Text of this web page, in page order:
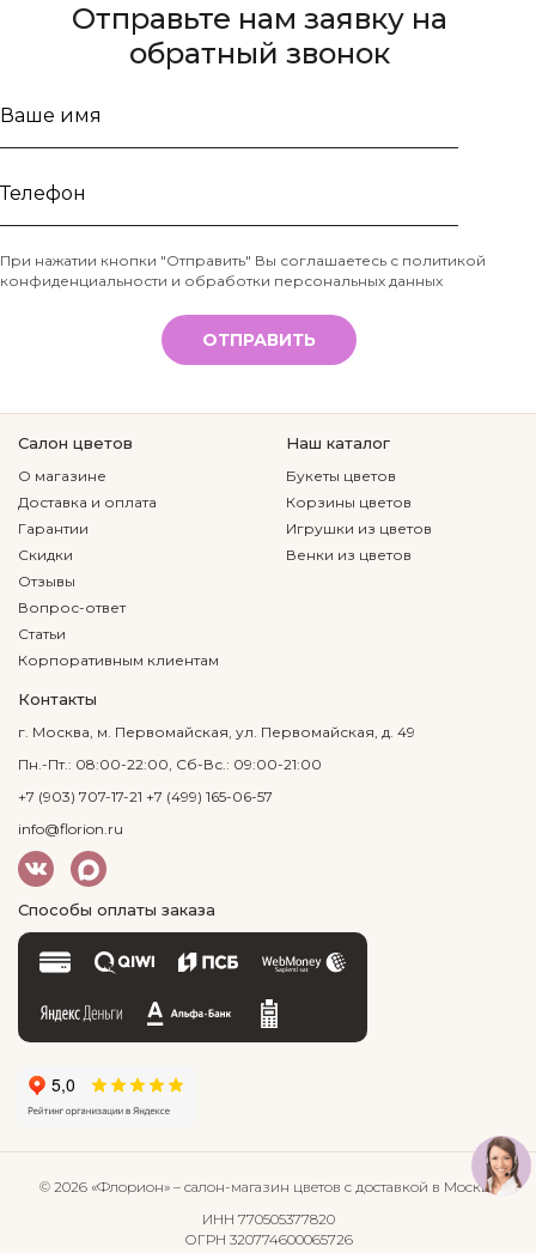
Отправьте нам заявку на
обратный звонок
Ваше
Телефон
*
При нажатии кнопки "Отправить" Вы соглашаетесь с политикой
конфиденциальности и обработки персональных данных
ОТПРАВИТЬ
Салон цветов
О магазине
Доставка и оплата
Гарантии
Скидки
Отзывы
Вопрос-ответ
Статьи
Корпоративным клиентам
Наш каталог
Букеты цветов
Корзины цветов
Игрушки из цветов
Венки из цветов
Контакты
г. Москва, м. Первомайская, ул. Первомайская, д. 49
Пн.-Пт.: 08:00-22:00, Сб-Вс.: 09:00-21:00
+7 (903) 707-17-21 +7 (499) 165-06-57
info@florion.ru
Способы оплаты заказа
© 2026 «Флорион» – салон-магазин цветов с доставкой в Москве
ИНН 770505377820
ОГРН 320774600065726